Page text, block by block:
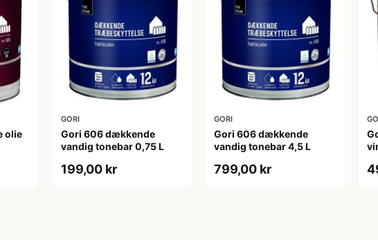
olie
GORI
Gori 606 dækkende
vandig tonebar 0,75 L
199,00 kr
GORI
Gori 606 dækkende
vandig tonebar 4,5 L
799,00 kr